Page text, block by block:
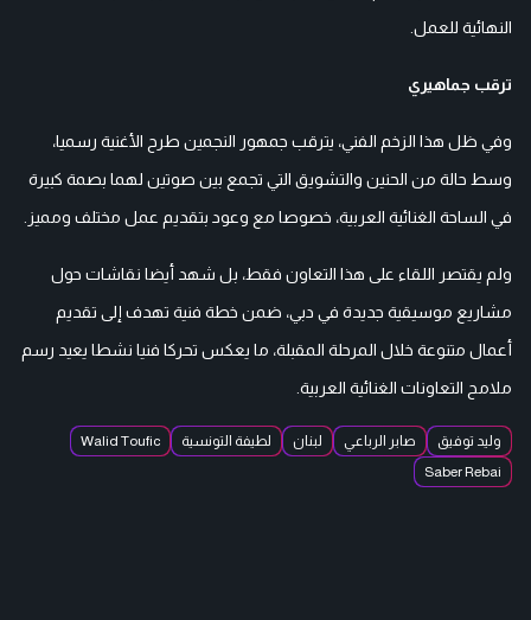
النهائية للعمل.
ترقب جماهيري
وفي ظل هذا الزخم الفني، يترقب جمهور النجمين طرح الأغنية رسميا،
وسط حالة من الحنين والتشويق التي تجمع بين صوتين لهما بصمة كبيرة
في الساحة الغنائية العربية، خصوصا مع وعود بتقديم عمل مختلف ومميز.
ولم يقتصر اللقاء على هذا التعاون فقط، بل شهد أيضا نقاشات حول
مشاريع موسيقية جديدة في دبي، ضمن خطة فنية تهدف إلى تقديم
أعمال متنوعة خلال المرحلة المقبلة، ما يعكس تحركا فنيا نشطا يعيد رسم
ملامح التعاونات الغنائية العربية.
وليد توفيق صابر الرباعي لبنان لطيفة التونسية
Walid Toufic
Saber Rebai